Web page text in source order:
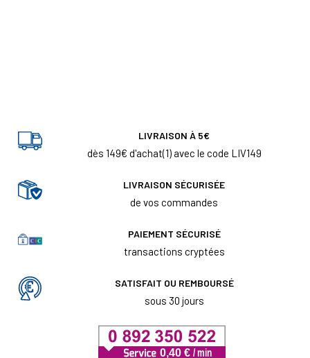
LIVRAISON À 5€
dès 149€ d'achat(1) avec le code LIV149
LIVRAISON SÉCURISÉE
de vos commandes
PAIEMENT SÉCURISÉ
transactions cryptées
SATISFAIT OU REMBOURSÉ
sous 30 jours